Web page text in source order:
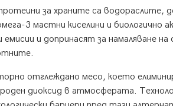
за храните са водораслите,
3 мастни киселини и
емисии и допринасят за намаляване
отглеждано месо, което
диоксид в атмосферата.